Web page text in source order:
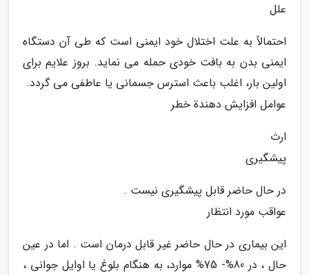
علل
احتمالاً به علت اختلال خود ایمنی است که طی آن دستگاه
ایمنی بدن به بافت خودی حمله می نماید. بروز علایم برای
اولین بار، اغلب باعث استرس جسمانی یا عاطفی می گردد.
عوامل افزایش دهندة خطر
ارث
پیشگیری
در حال حاضر قابل پیشگیری نیست .
عواقب مورد انتظار
این بیماری در حال حاضر غیر قابل درمان است . اما در عین
حال ، در 80%- 75% موارد، به هنگام بلوغ یا اوایل جوانی ،